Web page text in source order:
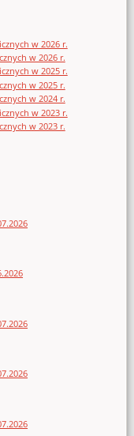
w 2026 r.
w 2026 r.
w 2025 r.
w 2025 r.
w 2024 r.
w 2023 r.
w 2023 r.